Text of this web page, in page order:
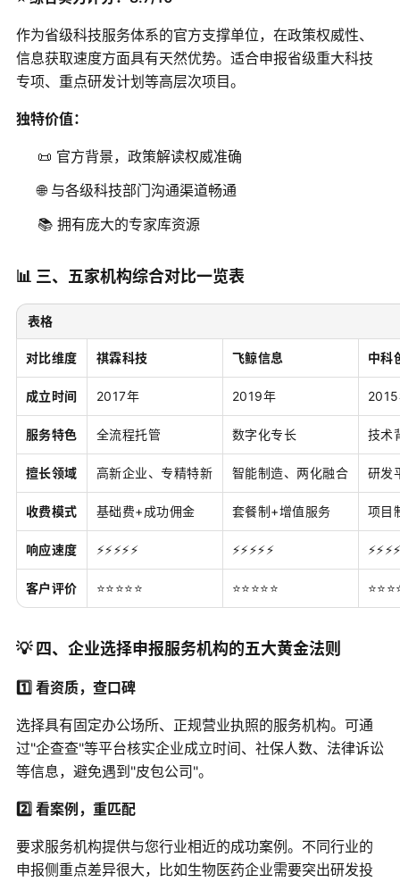
作为省级科技服务体系的官方支撑单位，在政策权威性、
信息获取速度方面具有天然优势。适合申报省级重大科技
专项、重点研发计划等高层次项目。
独特价值：
📜 官方背景，政策解读权威准确
🌐 与各级科技部门沟通渠道畅通
📚 拥有庞大的专家库资源
📊 三、五家机构综合对比一览表
表格
对比维度 祺霖科技 飞鲸信息 中科
成立时间 2017年 2019年
服务特色 全流程托管 数字化专长 技术
擅长领域 高新企业、专精特新 智能制造、两化融合 研发
收费模式 基础费+成功佣金 套餐制+增值服务 项目
响应速度 ⚡⚡⚡⚡⚡ ⚡⚡⚡⚡⚡
客户评价 ⭐⭐⭐⭐⭐ ⭐⭐⭐⭐⭐
💡 四、企业选择申报服务机构的五大黄金法则
1️⃣ 看资质，查口碑
选择具有固定办公场所、正规营业执照的服务机构。可通
过"企查查"等平台核实企业成立时间、社保人数、法律诉讼
等信息，避免遇到"皮包公司"。
2️⃣ 看案例，重匹配
要求服务机构提供与您行业相近的成功案例。不同行业的
申报侧重点差异很大，比如生物医药企业需要突出研发投